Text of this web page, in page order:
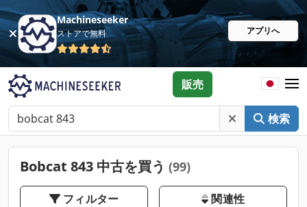
Machineseeker
ストアで無料 アプリへ
検索
販売
Bobcat 843 中古を買う (99)
フィルター 関連性